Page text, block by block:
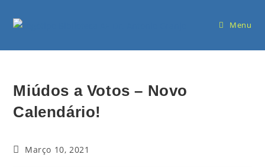
Menu
Miúdos a Votos – Novo
Calendário!
Março 10, 2021